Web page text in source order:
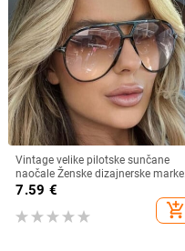
Vintage velike pilotske sunčane
naočale Ženske dizajnerske marke
Crno-žute naočale s gradijentnim
sunčanim naočalama velikog
okvira UV400 Luksuzne muške
7.59 €
add_shopping_cart